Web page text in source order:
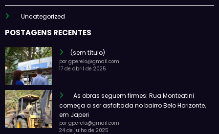
Uncategorized
POSTAGENS RECENTES
(sem título)
por gperelo@gmail.com
17 de abril de 2025
As obras seguem firmes: Rua Monteatini
começa a ser asfaltada no bairro Belo Horizonte,
em Japeri
por gperelo@gmail.com
24 de julho de 2025